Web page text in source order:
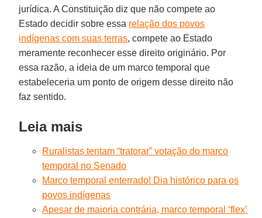
jurídica. A Constituição diz que não compete ao
Estado decidir sobre essa relação dos povos
indígenas com suas terras, compete ao Estado
meramente reconhecer esse direito originário. Por
essa razão, a ideia de um marco temporal que
estabeleceria um ponto de origem desse direito não
faz sentido.
Leia mais
Ruralistas tentam “tratorar” votação do marco
temporal no Senado
Marco temporal enterrado! Dia histórico para os
povos indígenas
Apesar de maioria contrária, marco temporal ‘flex’